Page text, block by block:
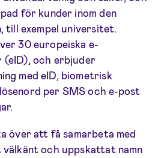
för kunder inom den
exempel universitet.
30 europeiska e-
och erbjuder
med eID, biometrisk
per SMS och e-post
över att få samarbeta med
och uppskattat namn